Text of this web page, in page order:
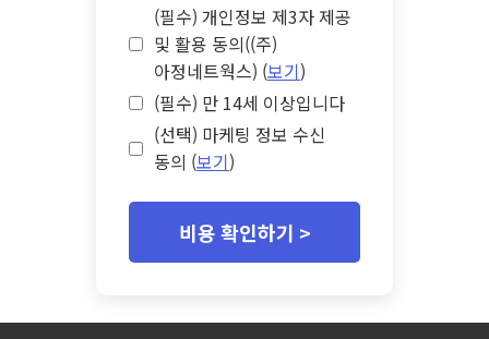
(필수) 개인정보 제3자 제공
및 활용 동의((주)
아정네트웍스) (보기)
(필수) 만 14세 이상입니다
(선택) 마케팅 정보 수신
동의 (보기)
비용 확인하기 >